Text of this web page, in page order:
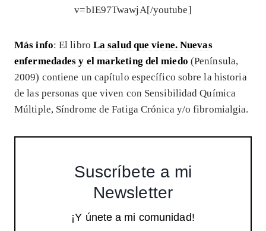
v=bIE97TwawjA[/youtube]
Más info: El libro La salud que viene. Nuevas
enfermedades y el marketing del miedo (Península,
2009) contiene un capítulo específico sobre la historia
de las personas que viven con Sensibilidad Química
Múltiple, Síndrome de Fatiga Crónica y/o fibromialgia.
Suscríbete a mi
Newsletter
¡Y únete a mi comunidad!